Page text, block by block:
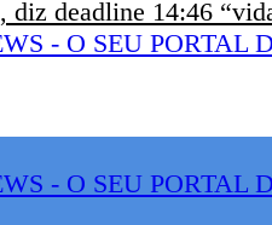
diz deadline 14:46